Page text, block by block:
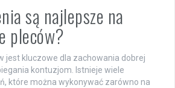
są najlepsze na
pleców?
jest kluczowe dla zachowania dobrej
kontuzjom. Istnieje wiele
które można wykonywać zarówno na